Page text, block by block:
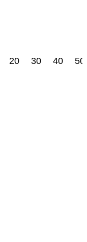
20 30 40 50